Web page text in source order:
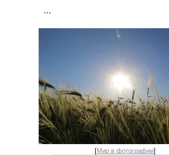
...
[Мир в фотографии]